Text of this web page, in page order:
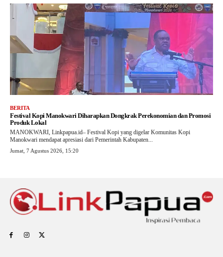
BERITA
Festival Kopi Manokwari Diharapkan Dongkrak Perekonomian dan Promosi
Produk Lokal
MANOKWARI, Linkpapua.id– Festival Kopi yang digelar Komunitas Kopi
Manokwari mendapat apresiasi dari Pemerintah Kabupaten...
Jumat, 7 Agustus 2026, 15:20